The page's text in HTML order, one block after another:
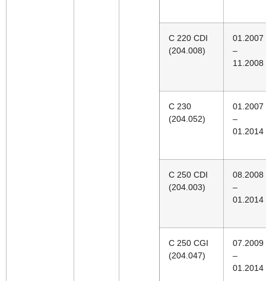
C 220 CDI
(204.008)
01.2007
–
11.2008
C 230
(204.052)
01.2007
–
01.2014
C 250 CDI
(204.003)
08.2008
–
01.2014
C 250 CGI
(204.047)
07.2009
–
01.2014